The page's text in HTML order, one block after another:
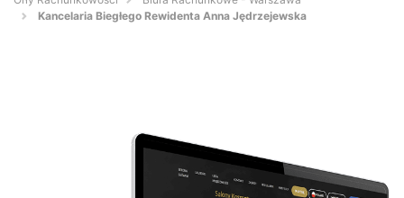
Kancelaria Biegłego Rewidenta Anna Jędrzejewska